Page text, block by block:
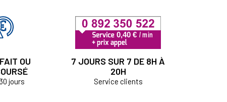
OU
jours
7 JOURS SUR 7 DE 8H À
20H
Service clients